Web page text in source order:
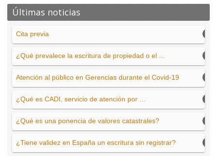
Últimas noticias
Cita previa
¿Qué prevalece la escritura de propiedad o el ...
Atención al público en Gerencias durante el Covid-19
¿Qué es CADI, servicio de atención por ...
¿Qué es una ponencia de valores catastrales?
¿Tiene validez en España un escritura sin registrar?